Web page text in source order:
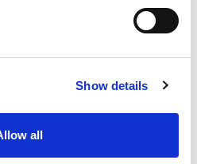
Show details
all
ett begränsat urval av
kampanjen. Missa inte
till årets bästa